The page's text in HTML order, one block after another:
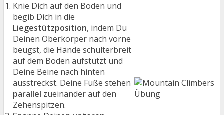
Knie Dich auf den Boden und
begib Dich in die
Liegestützposition, indem Du
Deinen Oberkörper nach vorne
beugst, die Hände schulterbreit
auf dem Boden aufstützt und
Deine Beine nach hinten
ausstreckst. Deine Füße stehen
parallel zueinander auf den
Zehenspitzen.